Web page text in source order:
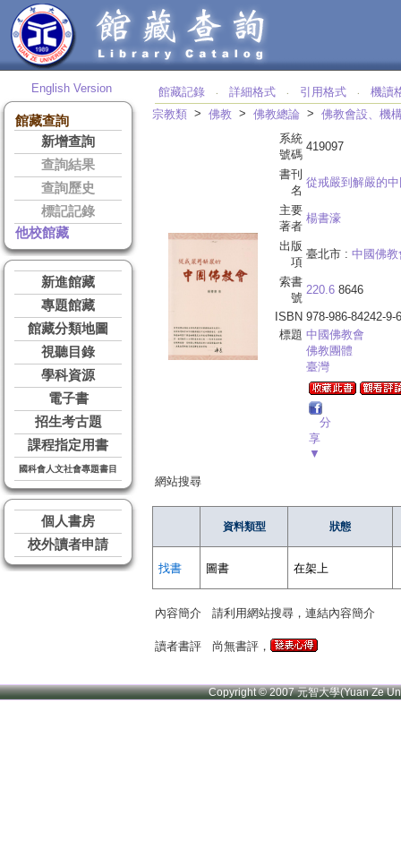
English Version
館藏查詢
新增查詢
查詢結果
查詢歷史
標記記錄
他校館藏
新進館藏
專題館藏
館藏分類地圖
視聽目錄
學科資源
電子書
招生考古題
課程指定用書
國科會人文社會專題書目
個人書房
校外讀者申請
館藏記錄 ‧ 詳細格式 ‧ 引用格式 ‧
機讀
宗教類 > 佛教 > 佛教總論 > 佛教會設、機
系統
號碼
419097
書刊
名
從戒嚴到解嚴的
主要
著者
楊書濠
出版
項
臺北市 : 中國佛教
索書
號
220.6 8646
ISBN 978-986-84242-9-6
標題 中國佛教會
佛教團體
臺灣
分
享
▼
網站搜尋
資料類型 狀態
找書 圖書 在架上
內容簡介 請利用網站搜尋，連結內容簡介
讀者書評 尚無書評，
Copyright © 2007 元智大學(Yuan Ze